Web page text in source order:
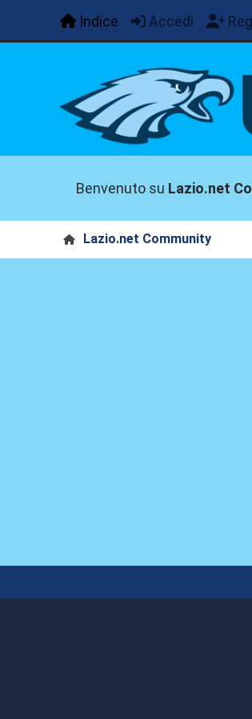
Indice Accedi
Benvenuto su Lazio.net
Lazio.net Community